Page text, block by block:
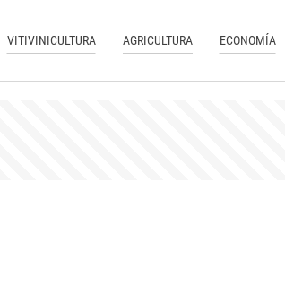
VITIVINICULTURA AGRICULTURA ECONOMÍA